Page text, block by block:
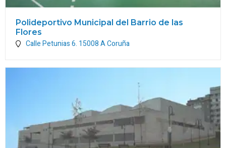
Polideportivo Municipal del Barrio de las
Flores
Calle Petunias 6. 15008A Coruña